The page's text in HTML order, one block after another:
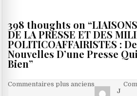
398 thoughts on “
DE LA PRESSE ET DES
POLITICOAFFAIRISTES :
Nouvelles D’une Presse
Bien”
Navigation
Commentaires plus anciens
J